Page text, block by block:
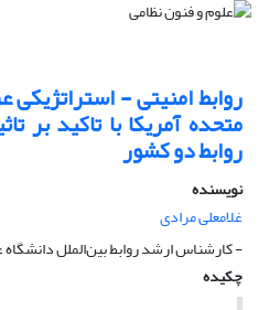
روابط امنیتی -
متحده آمریکا با تاکید بر
روابط دو کشور
نویسنده
غلامعلی مرادی
- کارشناس ارشد روابط بین‌الملل دانشگاه
چکیده